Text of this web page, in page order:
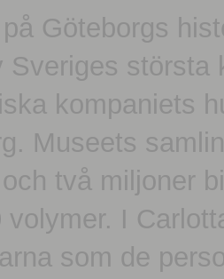
Göteborgs
Sveriges största
kompaniets
Museets
två miljoner
volymer. I
som de